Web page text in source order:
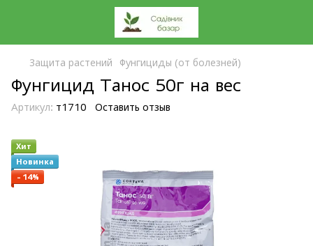
Защита растений Фунгициды (от болезней)
Фунгицид Танос 50г на вес
Артикул: т1710 Оставить отзыв
Хит
Новинка
−14%